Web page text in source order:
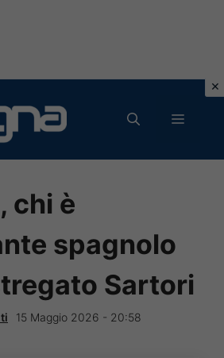
MENU
chi è
spagnolo
Sartori
15 Maggio 2026 - 20:58